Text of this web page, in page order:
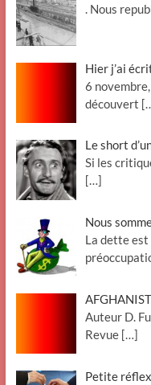
. Nous
Hier j’ai
6
découvert
Le short
Si les
[…]
Nous
La dette est
Auteur D.
Revue […]
Petite